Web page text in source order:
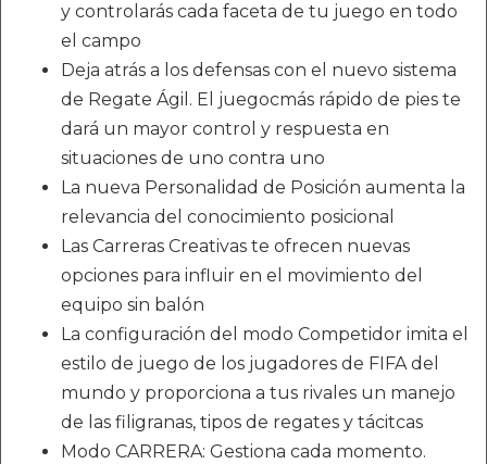
y controlarás cada faceta de tu juego en todo
el campo
Deja atrás a los defensas con el nuevo sistema
de Regate Ágil. El juegocmás rápido de pies te
dará un mayor control y respuesta en
situaciones de uno contra uno
La nueva Personalidad de Posición aumenta la
relevancia del conocimiento posicional
Las Carreras Creativas te ofrecen nuevas
opciones para influir en el movimiento del
equipo sin balón
La configuración del modo Competidor imita el
estilo de juego de los jugadores de FIFA del
mundo y proporciona a tus rivales un manejo
de las filigranas, tipos de regates y tácitcas
Modo CARRERA: Gestiona cada momento.